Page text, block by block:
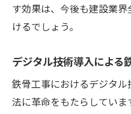
す効果は、今後も建設業
けるでしょう。
デジタル技術導入による
鉄骨工事におけるデジタ
法に革命をもたらしてい